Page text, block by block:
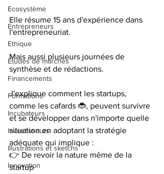
Ecosystème
Entrepreneurs
Ethique
Etudes de marchés
Financements
Formations
Incubateurs
Investisseurs
Illustrations et sketchs
Innovation
Elle résume 15 ans d'expérience dans
l'entrepreneuriat.
Mais aussi plusieurs journées de
synthèse et de rédactions.
J'explique comment les startups,
comme les cafards 🐞, peuvent survivre
et se développer dans n'importe quelle
situation en adoptant la stratégie
adéquate qui implique :
👉 De revoir la nature même de la
startup